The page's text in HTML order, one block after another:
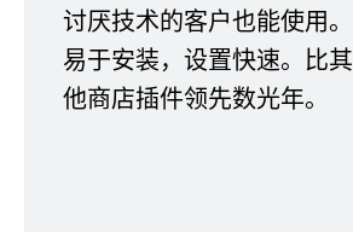
讨厌技术的客户也能使用。
易于安装，设置快速。比其
他商店插件领先数光年。